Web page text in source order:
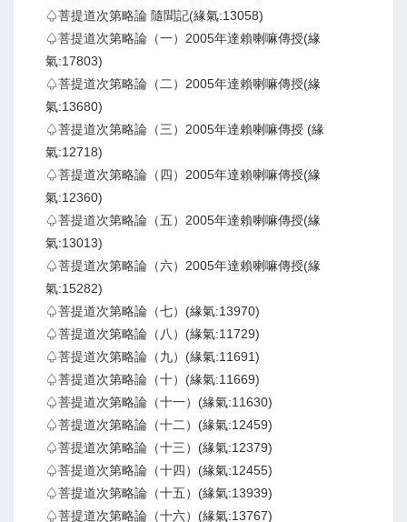
♤菩提道次第略論 隨聞記(緣氣:13058)
♤菩提道次第略論（一）2005年達賴喇嘛傳授(緣
氣:17803)
♤菩提道次第略論（二）2005年達賴喇嘛傳授(緣
氣:13680)
♤菩提道次第略論（三）2005年達賴喇嘛傳授 (緣
氣:12718)
♤菩提道次第略論（四）2005年達賴喇嘛傳授(緣
氣:12360)
♤菩提道次第略論（五）2005年達賴喇嘛傳授(緣
氣:13013)
♤菩提道次第略論（六）2005年達賴喇嘛傳授(緣
氣:15282)
♤菩提道次第略論（七）(緣氣:13970)
♤菩提道次第略論（八）(緣氣:11729)
♤菩提道次第略論（九）(緣氣:11691)
♤菩提道次第略論（十）(緣氣:11669)
♤菩提道次第略論（十一）(緣氣:11630)
♤菩提道次第略論（十二）(緣氣:12459)
♤菩提道次第略論（十三）(緣氣:12379)
♤菩提道次第略論（十四）(緣氣:12455)
♤菩提道次第略論（十五）(緣氣:13939)
♤菩提道次第略論（十六）(緣氣:13767)